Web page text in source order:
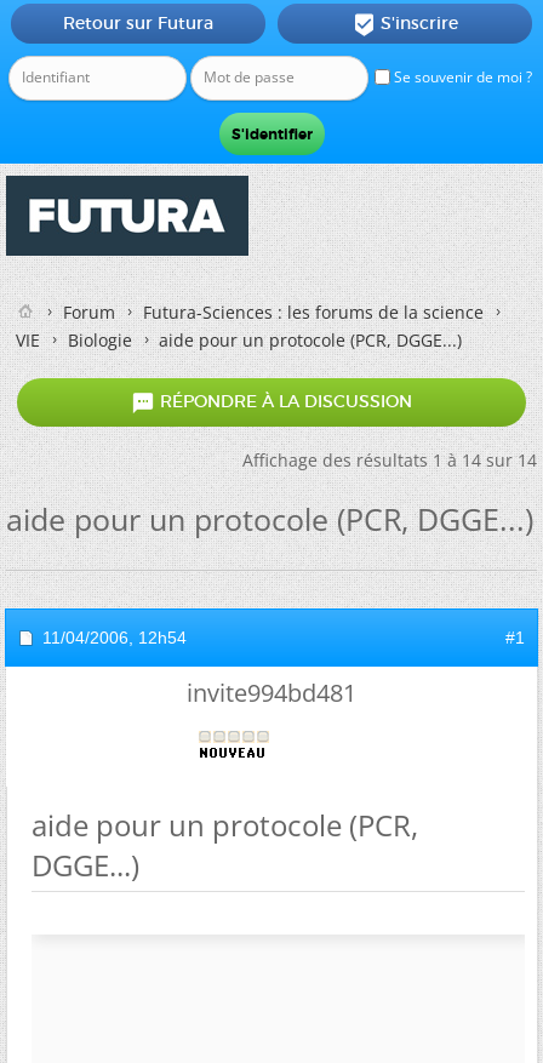
Se souvenir de moi ?
Retour sur Futura  S'inscrire
Forum
Futura-Sciences : les forums de la science
VIE
Biologie aide pour un protocole (PCR, DGGE...)
 RÉPONDRE À LA DISCUSSION
Affichage des résultats 1 à 14 sur 14
aide pour un protocole (PCR, DGGE...)
11/04/2006, 12h54 #1
invite994bd481
aide pour un protocole (PCR,
DGGE...)